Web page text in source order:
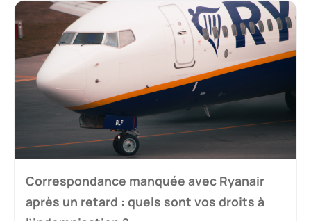
Correspondance manquée avec Ryanair
après un retard : quels sont vos droits à